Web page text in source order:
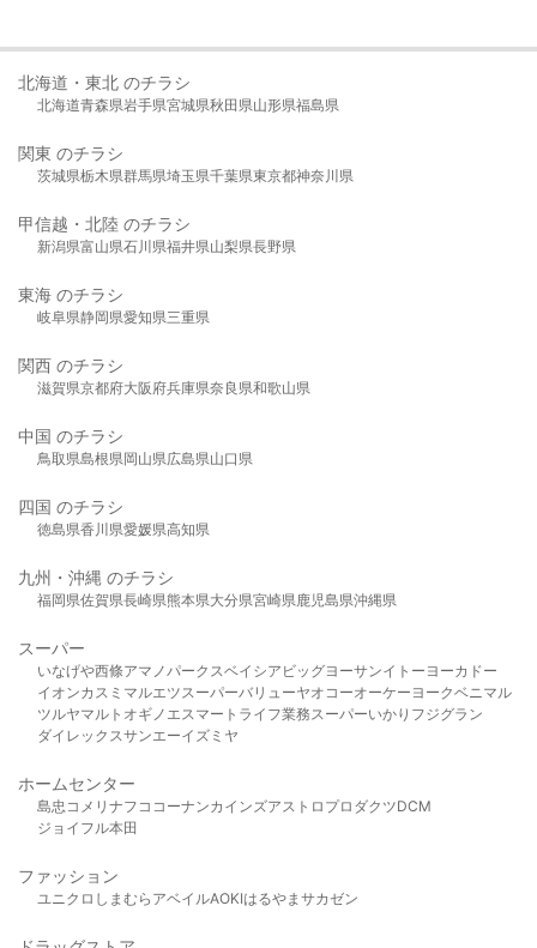
北海道・東北 のチラシ
北海道青森県岩手県宮城県秋田県山形県福島県
関東 のチラシ
茨城県栃木県群馬県埼玉県千葉県東京都神奈川県
甲信越・北陸 のチラシ
新潟県富山県石川県福井県山梨県長野県
東海 のチラシ
岐阜県静岡県愛知県三重県
関西 のチラシ
滋賀県京都府大阪府兵庫県奈良県和歌山県
中国 のチラシ
鳥取県島根県岡山県広島県山口県
四国 のチラシ
徳島県香川県愛媛県高知県
九州・沖縄 のチラシ
福岡県佐賀県長崎県熊本県大分県宮崎県鹿児島県沖縄県
スーパー
いなげや西條アマノパークスベイシア ビッグヨーサンイトーヨーカドー
イオンカスミ マルエツスーパーバリューヤオコーオーケー ヨークベニマル
ツルヤマルト オギノ エスマート ライフ業務スーパーいかり フジグラン
ダイレックスサンエーイズミヤ
ホームセンター
島忠 コメリ ナフコ コーナンカインズアストロプロダクツDCM
ジョイフル本田
ファッション
ユニクロ しまむら アベイルAOKIはるやま サカゼン